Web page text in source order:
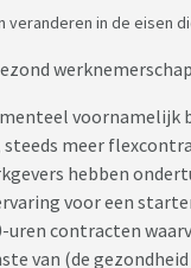
veranderen in de eisen
voornamelijk
steeds meer
hebben
voor een
uren contracten
van (de